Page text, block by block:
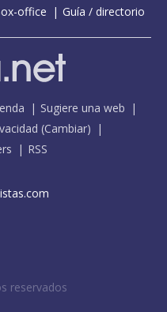
office Guía / directorio
Sugiere una web
(Cambiar)
RSS
reservados